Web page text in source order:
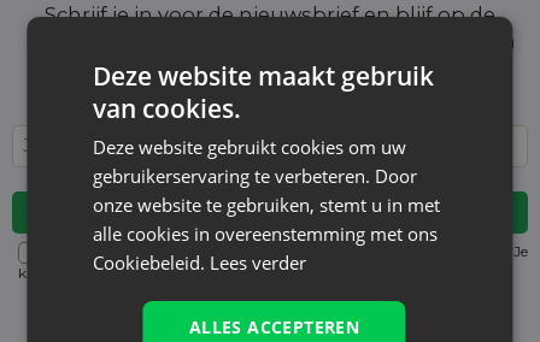
Schrijf je in voor de nieuwsbrief en blijf op de
hoogte van het laatste nieuws en aanbiedingen
Wij informeren en tonen nieuws - zonder
onnodige spam. Blijf regelmatig bij ons!
Voor details over gegevensverwerking, zie onze Privacyverklaring. Je
kunt je op elk moment zonder kostenuitschrijven
Deze website maakt gebruik
van cookies.
Deze website gebruikt cookies om uw
gebruikerservaring te verbeteren. Door
onze website te gebruiken, stemt u in met
alle cookies in overeenstemming met ons
Cookiebeleid. Lees verder
ALLES ACCEPTEREN